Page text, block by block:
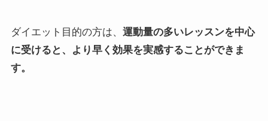
ダイエット目的の方は、 運動量の多いレッスンを中心
に受けると、より早く効果を実感することができま
す。